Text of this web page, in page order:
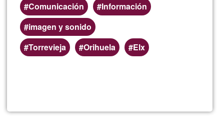
Comunicación
Información
imagen y sonido
Torrevieja
Orihuela Elx